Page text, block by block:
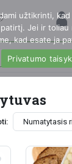
užtikrinti,
Jei ir toliau
kad esate ja
Privatumo